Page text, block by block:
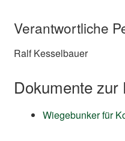
Verantwortliche
Ralf Kesselbauer
Dokumente
Wiegebunker für